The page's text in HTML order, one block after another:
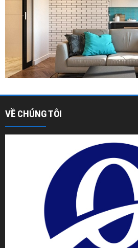
VỀ CHÚNG TÔI